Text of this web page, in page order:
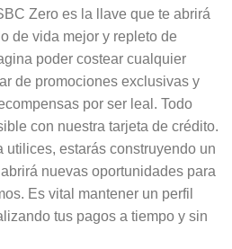
Zero es la llave que te abrirá
de vida mejor y repleto de
poder costear cualquier
de promociones exclusivas y
por ser leal. Todo
con nuestra tarjeta de crédito.
utilices, estarás construyendo un
nuevas oportunidades para
Es vital mantener un perfil
tus pagos a tiempo y sin